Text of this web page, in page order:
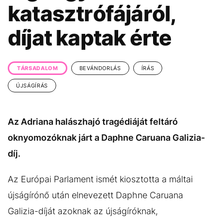
KÖZÉLET UTAZÁS
ÉLETMÓD DESIGN
BESZÉLGETÉSEK ARCOK
VIDEÓ TÖRTÉNETEK
GASZTRO
katasztrófájáról,
díjat kaptak érte
TÁRSADALOM BEVÁNDORLÁS ÍRÁS
ÚJSÁGÍRÁS
Az Adriana halászhajó tragédiáját feltáró
oknyomozóknak járt a Daphne Caruana Galizia-
díj.
Az Európai Parlament ismét kiosztotta a máltai
újságírónő után elnevezett Daphne Caruana
Galizia-díját azoknak az újságíróknak,